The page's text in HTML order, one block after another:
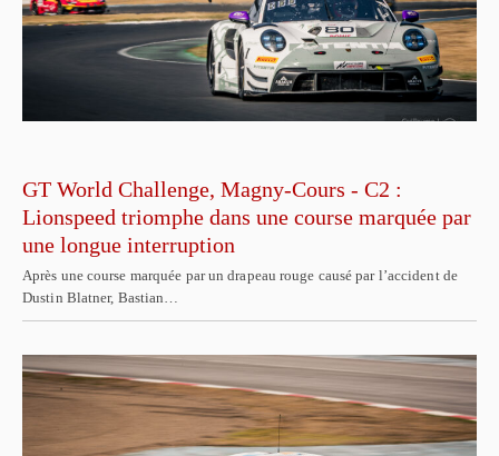
GT World Challenge, Magny-Cours - C2 :
Lionspeed triomphe dans une course marquée par
une longue interruption
Après une course marquée par un drapeau rouge causé par l’accident de
Dustin Blatner, Bastian…